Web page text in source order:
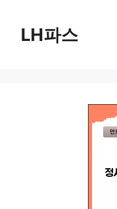
LH파스